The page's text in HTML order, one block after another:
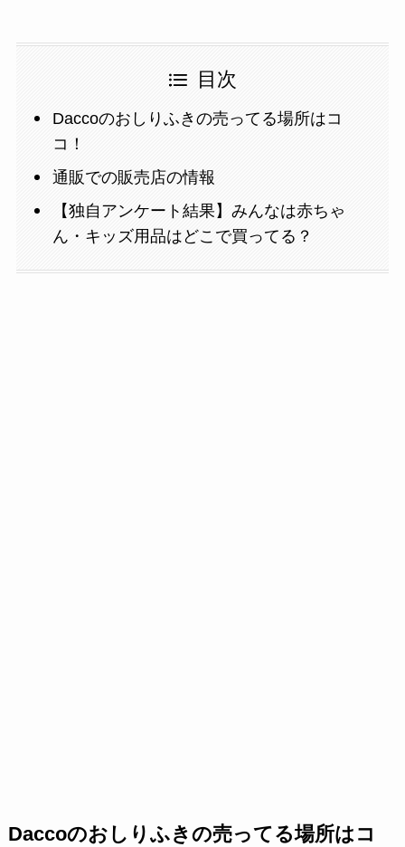
目次
Daccoのおしりふきの売ってる場所はコ
コ！
通販での販売店の情報
【独自アンケート結果】みんなは赤ちゃ
ん・キッズ用品はどこで買ってる？
Daccoのおしりふきの売ってる場所はコ